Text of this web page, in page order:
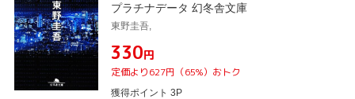
プラチナデータ 幻冬舎文庫
東野圭吾,
¥330円
定価より627円（65%）おトク
獲得ポイント 3P